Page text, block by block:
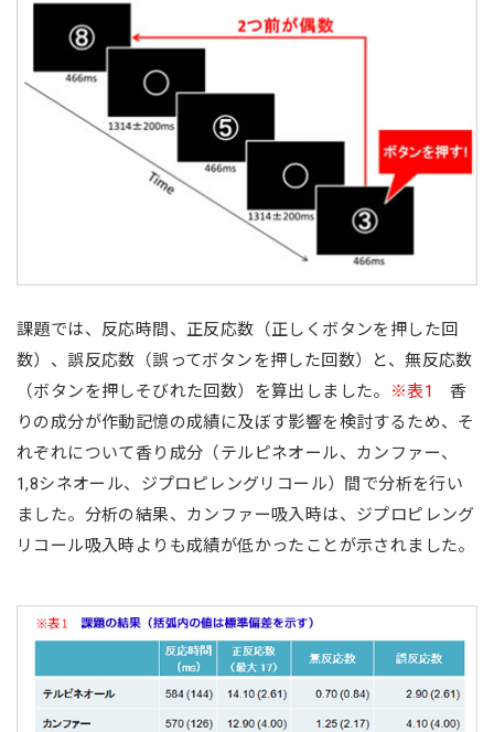
課題では、反応時間、正反応数（正しくボタンを押した回
数）、誤反応数（誤ってボタンを押した回数）と、無反応数
（ボタンを押しそびれた回数）を算出しました。 ※表1
香
りの成分が作動記憶の成績に及ぼす影響を検討するため、そ
れぞれについて香り成分（テルピネオール、カンファー、
1,8シネオール、ジプロピレングリコール）間で分析を行い
ました。分析の結果、カンファー吸入時は、ジプロピレング
リコール吸入時よりも成績が低かったことが示されました。